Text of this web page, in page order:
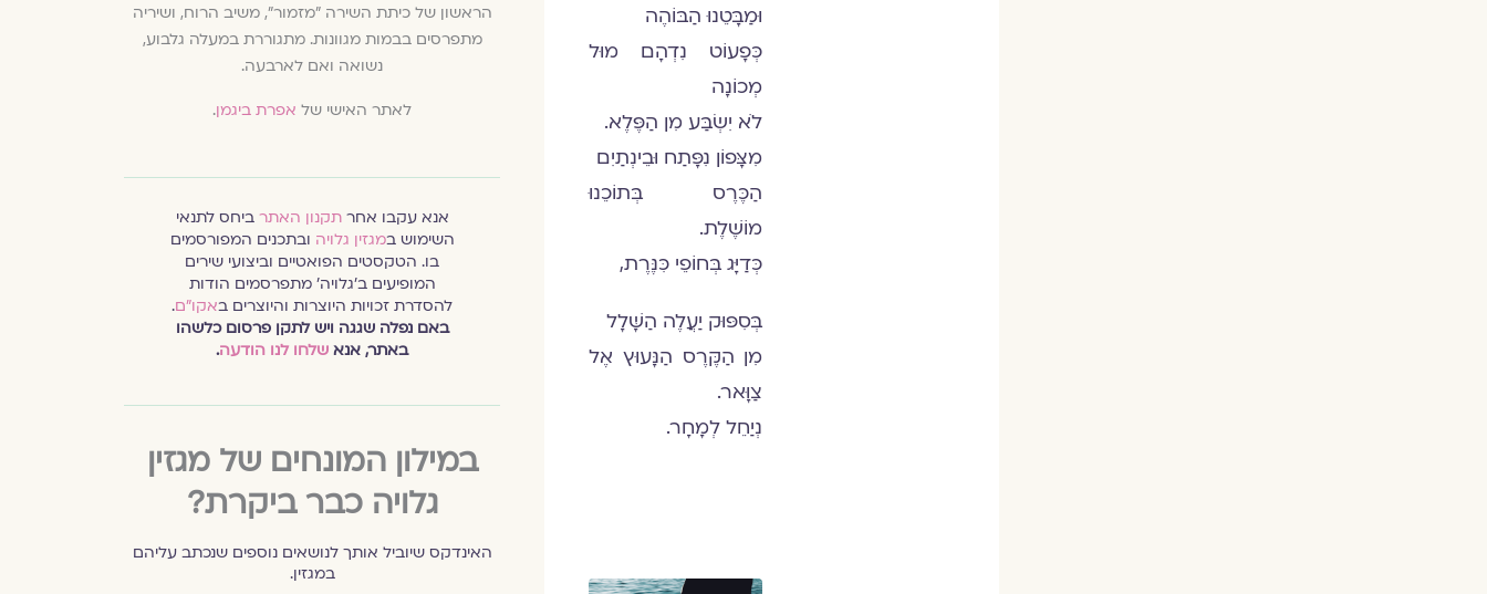
וּמַבָּטֵנוּ הַבּוֹהֶה
כְּפָעוֹט נִדְהָם מוּל
מְכוֹנָה
לֹא יִשְׂבַּע מִן הַפֶּלֶא.
מִצָּפוֹן נִפָּתַח וּבֵינְתַיִם
הַכֶּרֶס בְּתוֹכֵנוּ
מוֹשֶׁלֶת.
כְּדַיָּג בְּחוֹפֵי כִּנֶּרֶת,
בְּסִפּוּק יַעֲלֶה הַשָּׁלָל
מִן הַקֶּרֶס הַנָּעוּץ אֶל
צַוָּאר.
נְיַחֵל לְמָחָר.
הראשון של כיתת השירה "מזמור", משיב הרוח, ושיריה
מתפרסים בבמות מגוונות. מתגוררת במעלה גלבוע,
נשואה ואם לארבעה.
לאתר האישי של אפרת ביגמן.
אנא עקבו אחרתקנון האתר ביחס לתנאי
השימוש במגזין גלויה ובתכנים המפורסמים
בו. הטקסטים הפואטיים וביצועי שירים
המופיעים ב׳גלויה׳ מתפרסמים הודות
להסדרת זכויות היוצרות והיוצרים באקו״ם.
באם נפלה שגגה ויש לתקן פרסום כלשהו
באתר, אנא שלחו לנו הודעה.
במילון המונחים של מגזין
גלויה כבר ביקרת?
האינדקס שיוביל אותך לנושאים נוספים שנכתב עליהם
במגזין.